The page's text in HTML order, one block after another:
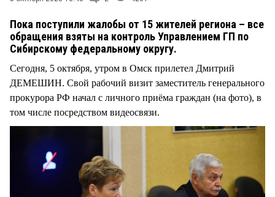
Пока поступили жалобы от 15 жителей региона – все
обращения взяты на контроль Управлением ГП по
Сибирскому федеральному округу.
Сегодня, 5 октября, утром в Омск прилетел Дмитрий
ДЕМЕШИН. Свой рабочий визит заместитель генерального
прокурора РФ начал с личного приёма граждан (на фото), в
том числе посредством видеосвязи.